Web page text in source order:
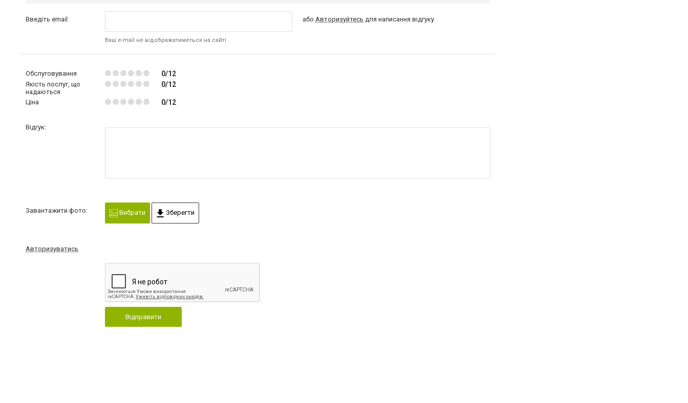
Введіть email:
Ваш e-mail не відображатиметься на сайті
абоАвторизуйтесь для написання відгуку
Обслуговування 0/12
Якість послуг, що
надаються
0/12
Ціна 0/12
Відгук:
Завантажити фото: Вибрати Зберегти
Авторизуватись
Відправити